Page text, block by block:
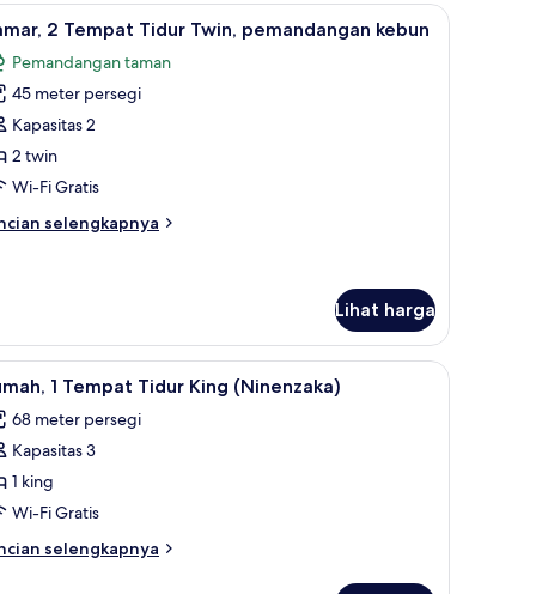
kebun | Seprai premium, selimut bulu angsa, minibar, dan brankas
Kamar, 2 Tempat Tidur Twin,
7 2 Tempat Tidur Twin, pemandangan kebun
Pemandangan taman
45 meter persegi
Kapasitas 2
2 twin
Wi-Fi Gratis
selengkapnya
Lihat harga
Seprai premium, selimut bulu angsa, minibar, dan brankas
Rumah, 1 Tempat Tidur King (Ninenzaka) |
7 1 Tempat Tidur King (Ninenzaka)
68 meter persegi
Kapasitas 3
1 king
Wi-Fi Gratis
selengkapnya